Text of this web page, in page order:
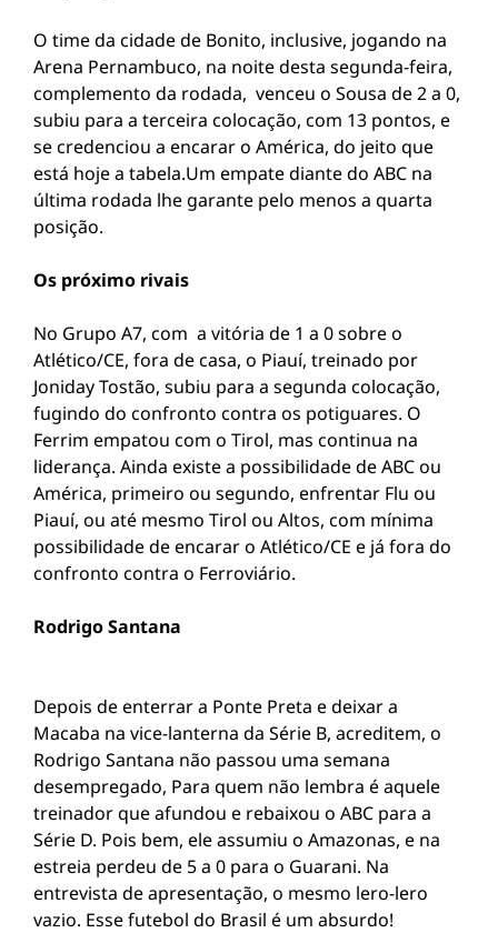
O time da cidade de Bonito, inclusive, jogando na
Arena Pernambuco, na noite desta segunda-feira,
complemento da rodada, venceu o Sousa de 2 a 0,
subiu para a terceira colocação, com 13 pontos, e
se credenciou a encarar o América, do jeito que
está hoje a tabela.Um empate diante do ABC na
última rodada lhe garante pelo menos a quarta
posição.
Os próximo rivais
No Grupo A7, com a vitória de 1 a 0 sobre o
Atlético/CE, fora de casa, o Piauí, treinado por
Joniday Tostão, subiu para a segunda colocação,
fugindo do confronto contra os potiguares. O
Ferrim empatou com o Tirol, mas continua na
liderança. Ainda existe a possibilidade de ABC ou
América, primeiro ou segundo, enfrentar Flu ou
Piauí, ou até mesmo Tirol ou Altos, com mínima
possibilidade de encarar o Atlético/CE e já fora do
confronto contra o Ferroviário.
Rodrigo Santana
Depois de enterrar a Ponte Preta e deixar a
Macaba na vice-lanterna da Série B, acreditem, o
Rodrigo Santana não passou uma semana
desempregado, Para quem não lembra é aquele
treinador que afundou e rebaixou o ABC para a
Série D. Pois bem, ele assumiu o Amazonas, e na
estreia perdeu de 5 a 0 para o Guarani. Na
entrevista de apresentação, o mesmo lero-lero
vazio. Esse futebol do Brasil é um absurdo!